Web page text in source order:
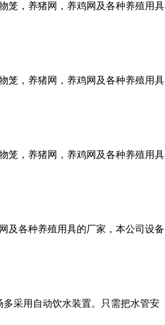
笼，养猪网，养鸡网及各种养殖用具
笼，养猪网，养鸡网及各种养殖用具
笼，养猪网，养鸡网及各种养殖用具
及各种养殖用具的厂家，本公司设备
采用自动饮水装置。只需把水管安